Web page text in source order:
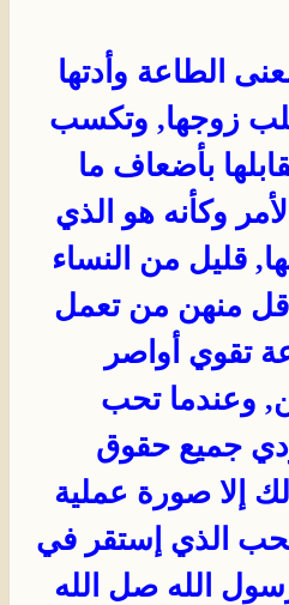
الطاعة وأدتها
قلب زوجها, وتكسب
بأضعاف ما
وكأنه هو الذي
قليل من النساء
منهن من تعمل
تقوي أواصر
وعندما تحب
جميع حقوق
إلا صورة عملية
الذي إستقر في
الله صل الله